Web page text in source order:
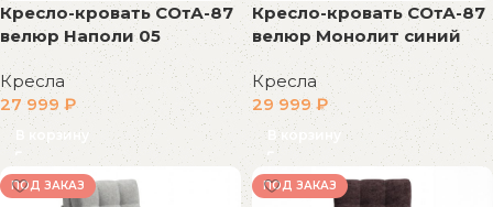
Кресло-кровать СОтА-87
велюр Наполи 05
Кресла
27 999 ₽
В корзину
Кресло-кровать СОтА-87
велюр Монолит синий
Кресла
29 999₽
В корзину
ПОД ЗАКАЗ ПОД ЗАКАЗ